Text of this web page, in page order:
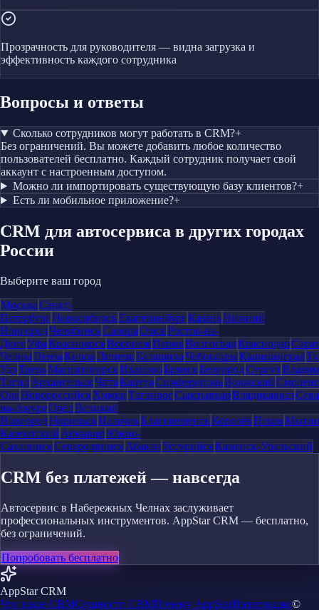
Прозрачность для руководителя — видна загрузка и
эффективность каждого сотрудника
Вопросы и ответы
Сколько сотрудников могут работать в CRM?+
Без ограничений. Вы можете добавить любое количество
пользователей бесплатно. Каждый сотрудник получает свой
аккаунт с настроенным доступом.
Можно ли импортировать существующую базу клиентов?+
Есть ли мобильное приложение?+
CRM для автосервиса в других городах
России
Выберите ваш город
МоскваСанкт-
ПетербургНовосибирскЕкатеринбургКазаньНижний
НовгородЧелябинскСамараОмскРостов-на-
ДонуУфаКрасноярскВоронежПермьВолгоградКраснодар
ЧелныПензаКировЛипецкБалашихаЧебоксарыКалининград
УдэТверьМагнитогорскИвановоБрянскБелгородСургут
ТагилАрхангельскЧитаКалугаСимферопольВолжский
ОлаНовороссийскХимкиТаганрогСыктывкарВладикавказ
на-АмуреОрёлВеликий
НовгородНорильскНальчикБлаговещенскКоролёвПсков
Камчатский АрмавирЮжно-
СахалинскСеверодвинскАбаканУссурийскКаменск-Уральский
CRM без платежей — навсегда
Автосервис в Набережных Челнах заслуживает
профессиональных инструментов. AppStar CRM — бесплатно,
без ограничений.
Попробовать бесплатно
AppStar CRM
Что такое CRMСущности CRMПочему AppStarИнтеграции©